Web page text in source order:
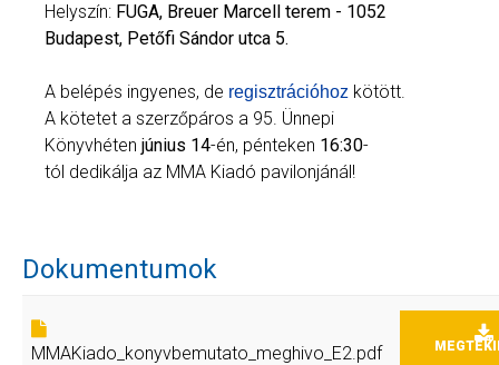
Helyszín: FUGA, Breuer Marcell terem - 1052
Budapest, Petőfi Sándor utca 5.
A belépés ingyenes, de regisztrációhoz kötött.
A kötetet a szerzőpáros a 95. Ünnepi
Könyvhéten június 14-én, pénteken 16:30-
tól dedikálja az MMA Kiadó pavilonjánál!
Dokumentumok
MMAKiado_konyvbemutato_meghivo_E2.pdf